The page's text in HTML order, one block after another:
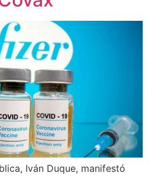
Iván Duque, manifestó